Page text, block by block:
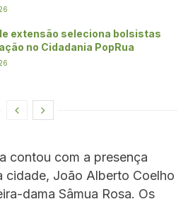
extensão seleciona bolsistas
no Cidadania PopRua
contou com a presença
cidade, João Alberto Coelho
dama Sâmua Rosa. Os